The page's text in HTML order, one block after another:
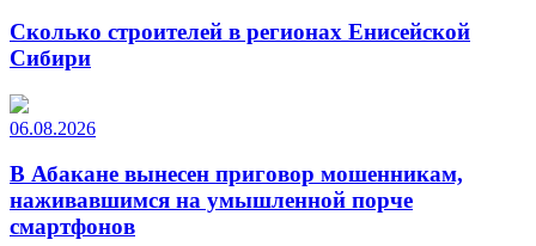
Сколько строителей в регионах Енисейской
Сибири
06.08.2026
В Абакане вынесен приговор мошенникам,
наживавшимся на умышленной порче
смартфонов